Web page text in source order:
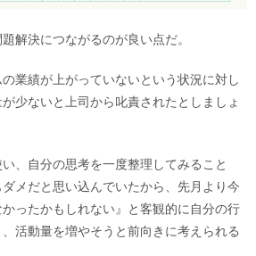
解決につながるのが良い点だ。
の業績が上がっていないという状況に対し
少ないと上司から叱責されたとしましょ
、自分の思考を一度整理してみること
メだと思い込んでいたから、先月より今
ったかもしれない』と客観的に自分の行
活動量を増やそうと前向きに考えられる